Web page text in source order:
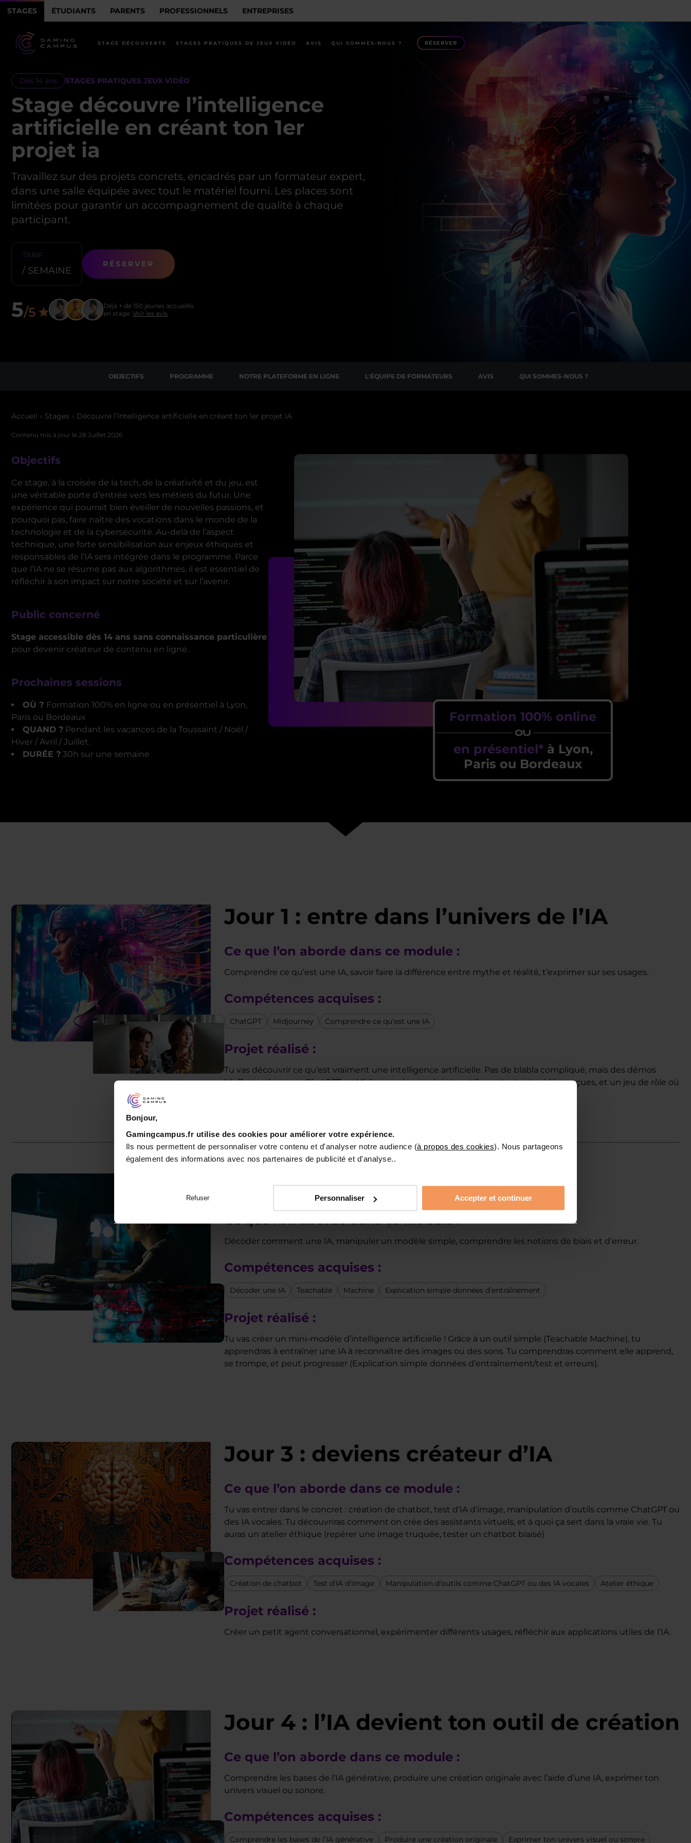
Bonjour,
Gamingcampus.fr utilise des cookies pour améliorer votre expérience.
Ils nous permettent de personnaliser votre contenu et d'analyser notre audience (à propos des cookies). Nous partageons
également des informations avec nos partenaires de publicité et d'analyse..
Refuser Personnaliser Accepter et continuer
STAGES ÉTUDIANTS PARENTS PROFESSIONNELS ENTREPRISES
STAGE DÉCOUVERTE STAGES PRATIQUES DE JEUX VIDÉO AVIS QUI SOMMES-NOUS ? RÉSERVER
Dès 14 ans STAGES PRATIQUES JEUX VIDÉO
Stage découvre l’intelligence
artificielle en créant ton 1er
projet ia
Travaillez sur des projets concrets, encadrés par un formateur expert,
dans une salle équipée avec tout le matériel fourni. Les places sont
limitées pour garantir un accompagnement de qualité à chaque
participant.
TARIF
/ SEMAINE
RÉSERVER
5/5
Déjà + de 150 jeunes accueillis
en stage. Voir les avis
OBJECTIFS PROGRAMME NOTRE PLATEFORME EN LIGNE L'ÉQUIPE DE FORMATEURS AVIS QUI SOMMES-NOUS ?
Accueil Stages Découvre l’intelligence artificielle en créant ton 1er projet IA
Contenu mis à jour le 28 Juillet 2026
Objectifs
Ce stage, à la croisée de la tech, de la créativité et du jeu, est
une véritable porte d’entrée vers les métiers du futur. Une
expérience qui pourrait bien éveiller de nouvelles passions, et
pourquoi pas, faire naître des vocations dans le monde de la
technologie et de la cybersécurité. Au-delà de l’aspect
technique, une forte sensibilisation aux enjeux éthiques et
responsables de l’IA sera intégrée dans le programme. Parce
que l’IA ne se résume pas aux algorithmes, il est essentiel de
réfléchir à son impact sur notre société et sur l’avenir.
Public concerné
Stage accessible dès 14 ans sans connaissance particulière
pour devenir créateur de contenu en ligne.
Prochaines sessions
OÙ ? Formation 100% en ligne ou en présentiel à Lyon,
Paris ou Bordeaux
QUAND ? Pendant les vacances de la Toussaint / Noël /
Hiver / Avril / Juillet.
DURÉE ? 30h sur une semaine
Formation 100% online
en présentiel*à Lyon,
Paris ou Bordeaux
Jour 1 : entre dans l’univers de l’IA
Ce que l’on aborde dans ce module :
Comprendre ce qu’est une IA, savoir faire la différence entre mythe et réalité, t’exprimer sur ses usages.
Compétences acquises :
ChatGPT Midjourney Comprendre ce qu’est une IA
Projet réalisé :
Tu vas découvrir ce qu’est vraiment une intelligence artificielle. Pas de blabla compliqué, mais des démos
bluffantes (comme ChatGPT ou Midjourney), un quiz interactif pour tester tes idées reçues, et un jeu de rôle où
Jour 2 : entraîne ta propre IA
Ce que l’on aborde dans ce module :
Décoder comment une IA, manipuler un modèle simple, comprendre les notions de biais et d’erreur.
Compétences acquises :
Décoder une IA Teachable Machine Explication simple données d’entraînement
Projet réalisé :
Tu vas créer un mini-modèle d’intelligence artificielle ! Grâce à un outil simple (Teachable Machine), tu
apprendras à entraîner une IA à reconnaître des images ou des sons. Tu comprendras comment elle apprend,
se trompe, et peut progresser (Explication simple données d’entraînement/test et erreurs).
Jour 3 : deviens créateur d’IA
Ce que l’on aborde dans ce module :
Tu vas entrer dans le concret : création de chatbot, test d’IA d’image, manipulation d’outils comme ChatGPT ou
des IA vocales. Tu découvriras comment on crée des assistants virtuels, et à quoi ça sert dans la vraie vie. Tu
auras un atelier éthique (repérer une image truquée, tester un chatbot biaisé)
Compétences acquises :
Création de chatbot Test d’IA d’image Manipulation d’outils comme ChatGPT ou des IA vocales Atelier éthique
Projet réalisé :
Créer un petit agent conversationnel, expérimenter différents usages, réfléchir aux applications utiles de l’IA.
Jour 4 : l’IA devient ton outil de création
Ce que l’on aborde dans ce module :
Comprendre les bases de l’IA générative, produire une création originale avec l’aide d’une IA, exprimer ton
univers visuel ou sonore.
Compétences acquises :
Comprendre les bases de l’IA générative Produire une création originale Exprimer ton univers visuel ou sonore